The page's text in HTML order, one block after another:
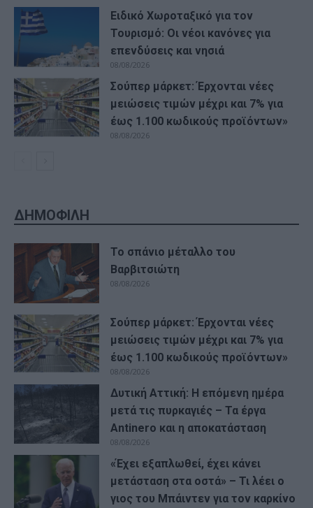
Ειδικό Χωροταξικό για τον
Τουρισμό: Οι νέοι κανόνες για
επενδύσεις και νησιά
08/08/2026
Σούπερ μάρκετ: Έρχονται νέες
μειώσεις τιμών μέχρι και 7% για
έως 1.100 κωδικούς προϊόντων»
08/08/2026
ΔΗΜΟΦΙΛΗ
Το σπάνιο μέταλλο του
Βαρβιτσιώτη
08/08/2026
Σούπερ μάρκετ: Έρχονται νέες
μειώσεις τιμών μέχρι και 7% για
έως 1.100 κωδικούς προϊόντων»
08/08/2026
Δυτική Αττική: Η επόμενη ημέρα
μετά τις πυρκαγιές – Τα έργα
Antinero και η αποκατάσταση
08/08/2026
«Έχει εξαπλωθεί, έχει κάνει
μετάσταση στα οστά» – Τι λέει ο
γιος του Μπάιντεν για τον καρκίνο